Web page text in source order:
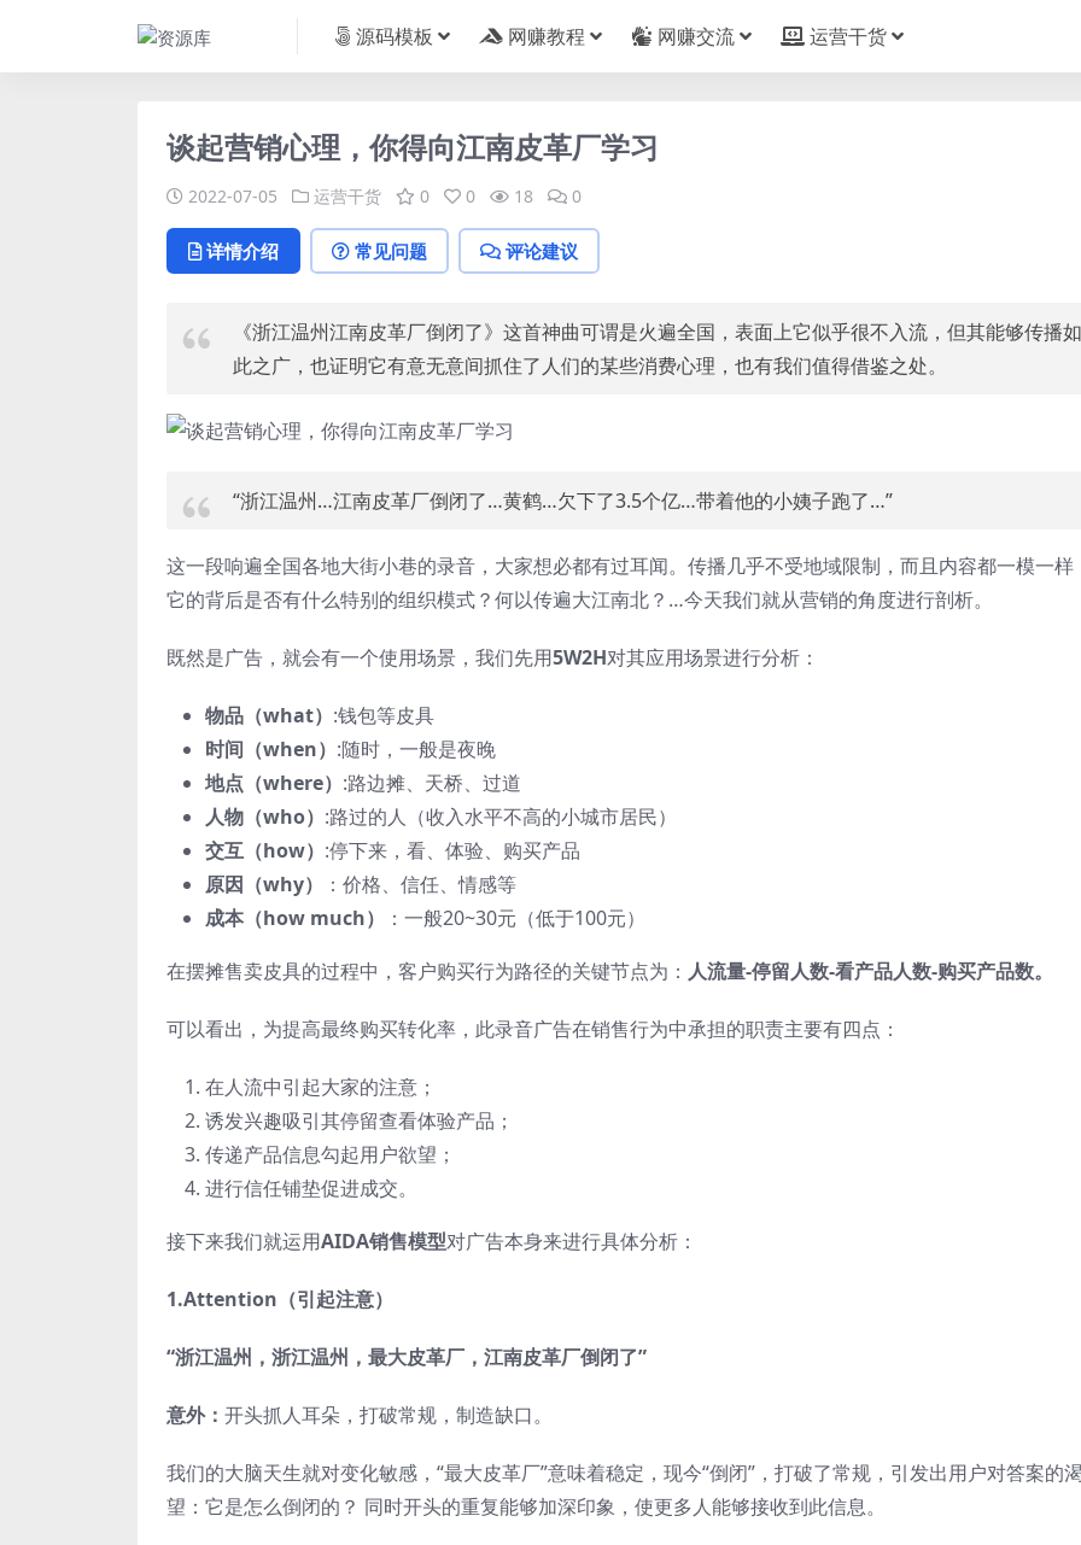
源码模板 网赚教程 网赚交流 运营干货
谈起营销心理，你得向江南皮革厂学习
2022-07-05 运营干货 0 0 18 0
详情介绍 常见问题 评论建议
《浙江温州江南皮革厂倒闭了》这首神曲可谓是火遍全国，表面上它似乎很不入流，但其能够传播如
此之广，也证明它有意无意间抓住了人们的某些消费心理，也有我们值得借鉴之处。
“浙江温州…江南皮革厂倒闭了…黄鹤…欠下了3.5个亿…带着他的小姨子跑了…”
这一段响遍全国各地大街小巷的录音，大家想必都有过耳闻。传播几乎不受地域限制，而且内容都一模一样
它的背后是否有什么特别的组织模式？何以传遍大江南北？…今天我们就从营销的角度进行剖析。
既然是广告，就会有一个使用场景，我们先用5W2H对其应用场景进行分析：
物品（what） :钱包等皮具
时间（when） :随时，一般是夜晚
地点（where） :路边摊、天桥、过道
人物（who） :路过的人（收入水平不高的小城市居民）
交互（how） :停下来，看、体验、购买产品
原因（why）
：价格、信任、情感等
成本（how much）
：一般20~30元（低于100元）
在摆摊售卖皮具的过程中，客户购买行为路径的关键节点为： 人流量-停留人数-看产品人数-购买产品数。
可以看出，为提高最终购买转化率，此录音广告在销售行为中承担的职责主要有四点：
在人流中引起大家的注意；
诱发兴趣吸引其停留查看体验产品；
传递产品信息勾起用户欲望；
进行信任铺垫促进成交。
接下来我们就运用AIDA销售模型对广告本身来进行具体分析：
1.Attention（引起注意）
“浙江温州，浙江温州，最大皮革厂，江南皮革厂倒闭了”
意外： 开头抓人耳朵，打破常规，制造缺口。
我们的大脑天生就对变化敏感，“最大皮革厂”意味着稳定，现今“倒闭”，打破了常规，引发出用户对答案的渴
望：它是怎么倒闭的？ 同时开头的重复能够加深印象，使更多人能够接收到此信息。